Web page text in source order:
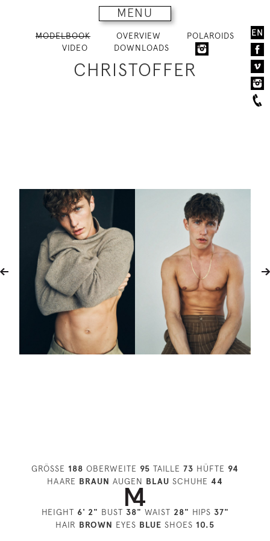
MENU
EN
MODELBOOK OVERVIEW
POLAROIDS
VIDEO
DOWNLOADS
CHRISTOFFER
GRÖSSE 188 OBERWEITE 95 TAILLE 73 HÜFTE 94
HAARE BRAUN AUGEN BLAU SCHUHE 44
HEIGHT 6' 2" BUST 38" WAIST 28" HIPS 37"
HAIR BROWN EYES BLUE SHOES 10.5